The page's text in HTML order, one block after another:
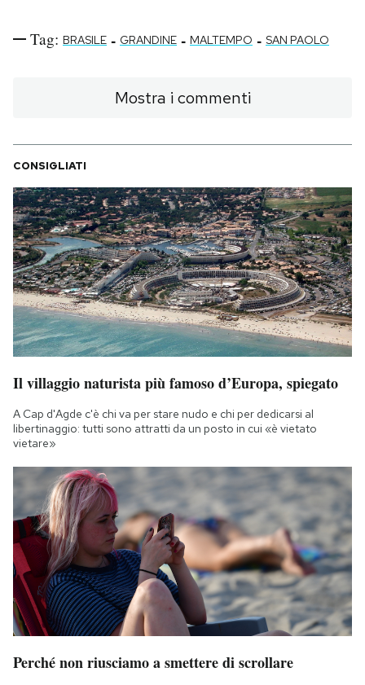
Tag: BRASILE - GRANDINE - MALTEMPO - SAN PAOLO
Mostra i commenti
CONSIGLIATI
Il villaggio naturista più famoso d’Europa, spiegato
A Cap d'Agde c'è chi va per stare nudo e chi per dedicarsi al
libertinaggio: tutti sono attratti da un posto in cui «è vietato
vietare»
Perché non riusciamo a smettere di scrollare